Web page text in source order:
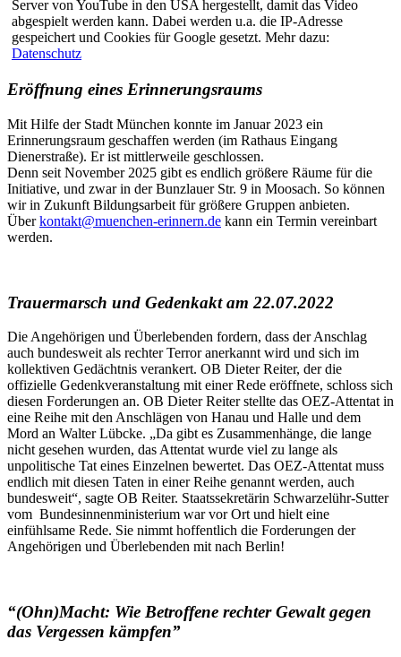
Server von YouTube in den USA hergestellt, damit das Video
abgespielt werden kann. Dabei werden u.a. die IP-Adresse
gespeichert und Cookies für Google gesetzt. Mehr dazu:
Datenschutz
Eröffnung eines Erinnerungsraums
Mit Hilfe der Stadt München konnte im Januar 2023 ein
Erinnerungsraum geschaffen werden (im Rathaus Eingang
Dienerstraße). Er ist mittlerweile geschlossen.
Denn seit November 2025 gibt es endlich größere Räume für die
Initiative, und zwar in der Bunzlauer Str. 9 in Moosach. So können
wir in Zukunft Bildungsarbeit für größere Gruppen anbieten.
Überkontakt@muenchen-erinnern.de kann ein Termin vereinbart
werden.
Trauermarsch und Gedenkakt am 22.07.2022
Die Angehörigen und Überlebenden fordern, dass der Anschlag
auch bundesweit als rechter Terror anerkannt wird und sich im
kollektiven Gedächtnis verankert. OB Dieter Reiter, der die
offizielle Gedenkveranstaltung mit einer Rede eröffnete, schloss sich
diesen Forderungen an. OB Dieter Reiter stellte das OEZ-Attentat in
eine Reihe mit den Anschlägen von Hanau und Halle und dem
Mord an Walter Lübcke. „Da gibt es Zusammenhänge, die lange
nicht gesehen wurden, das Attentat wurde viel zu lange als
unpolitische Tat eines Einzelnen bewertet. Das OEZ-Attentat muss
endlich mit diesen Taten in einer Reihe genannt werden, auch
bundesweit“, sagte OB Reiter. Staatssekretärin Schwarzelühr-Sutter
vom Bundesinnenministerium war vor Ort und hielt eine
einfühlsame Rede. Sie nimmt hoffentlich die Forderungen der
Angehörigen und Überlebenden mit nach Berlin!
“(Ohn)Macht: Wie Betroffene rechter Gewalt gegen
das Vergessen kämpfen”